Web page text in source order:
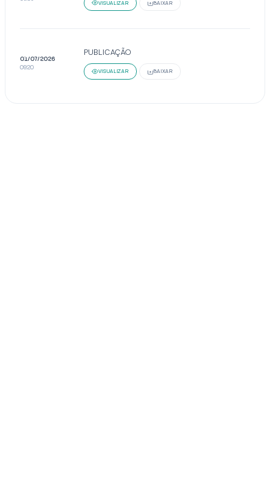
VISUALIZAR BAIXAR
01/07/2026
09:20
PUBLICAÇÃO
VISUALIZAR BAIXAR